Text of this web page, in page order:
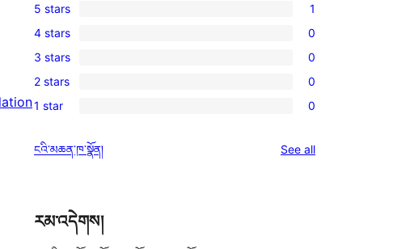
1
5-
star
review
5 stars 1
0
4-
star
reviews
4 stars 0
0
3-
star
3 stars 0
0
2-
reviews
2 stars 0
0
star
1 star 0
ངའི་མཆན་ཁ་སྣོན། See allreviews
རམ་འདེགས།